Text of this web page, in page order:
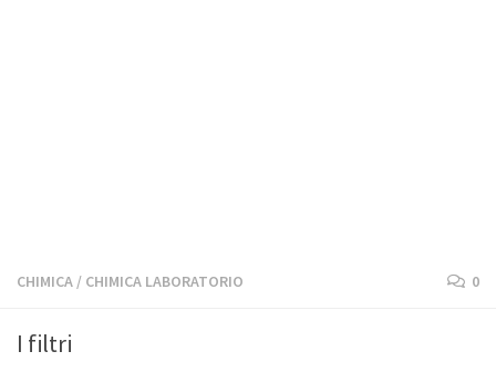
CHIMICA / CHIMICA LABORATORIO 0
I filtri